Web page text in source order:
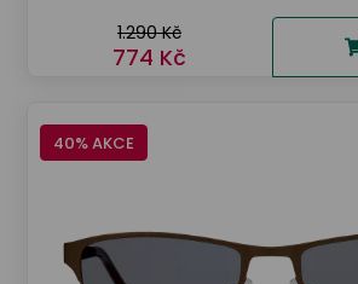
1.290 Kč
774 Kč
40% AKCE